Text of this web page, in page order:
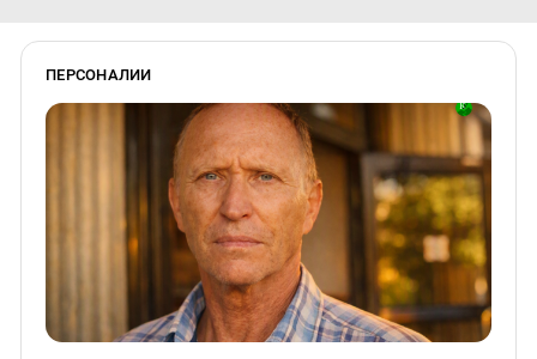
ПЕРСОНАЛИИ